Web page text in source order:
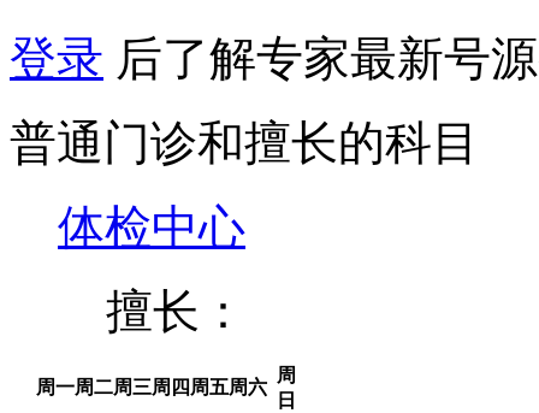
登录 后了解专家最新号
普通门诊和擅长的科目
体检中心
擅长：
周一周二周三周四 周五周六
周
日